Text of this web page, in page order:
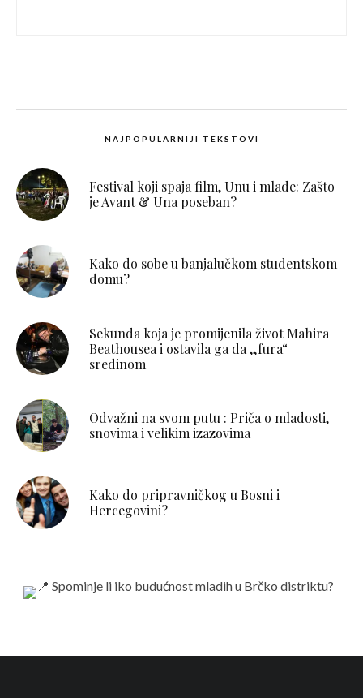
NAJPOPULARNIJI TEKSTOVI
Festival koji spaja film, Unu i mlade: Zašto
je Avant & Una poseban?
Kako do sobe u banjalučkom studentskom
domu?
Sekunda koja je promijenila život Mahira
Beathousea i ostavila ga da „fura“
sredinom
Odvažni na svom putu : Priča o mladosti,
snovima i velikim izazovima
Kako do pripravničkog u Bosni i
Hercegovini?